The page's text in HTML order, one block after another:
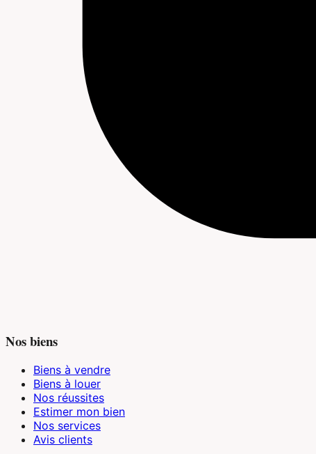
Nos biens
Biens à vendre
Biens à louer
Nos réussites
Estimer mon bien
Nos services
Avis clients